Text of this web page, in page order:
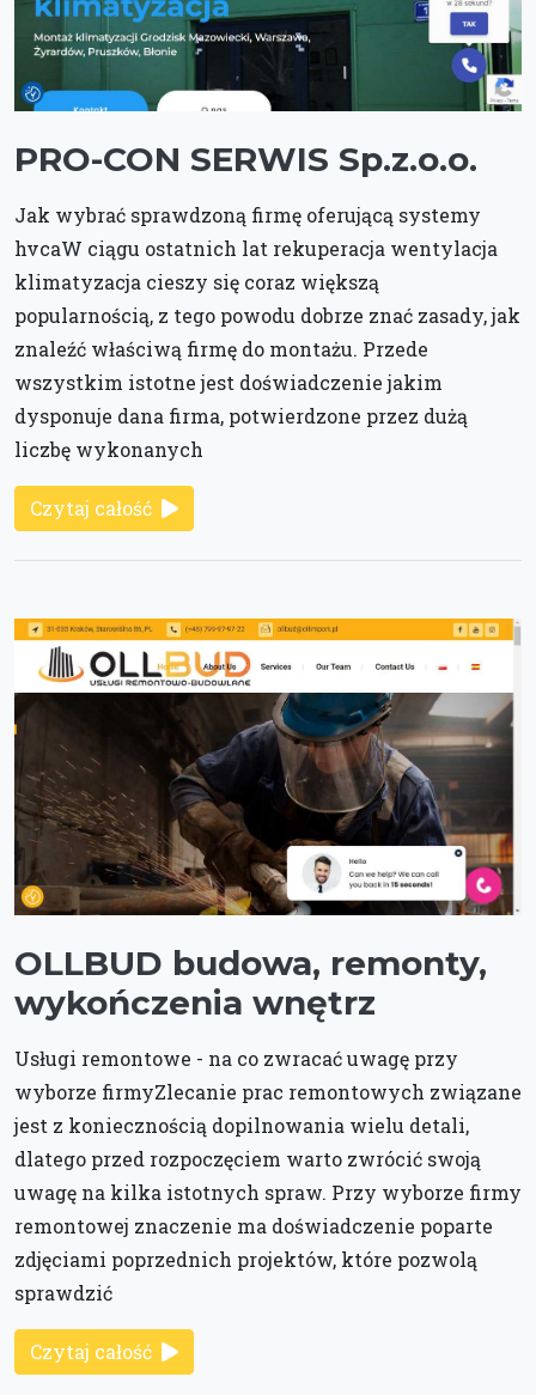
PRO-CON SERWIS Sp.z.o.o.
Jak wybrać sprawdzoną firmę oferującą systemy
hvcaW ciągu ostatnich lat rekuperacja wentylacja
klimatyzacja cieszy się coraz większą
popularnością, z tego powodu dobrze znać zasady, jak
znaleźć właściwą firmę do montażu. Przede
wszystkim istotne jest doświadczenie jakim
dysponuje dana firma, potwierdzone przez dużą
liczbę wykonanych
Czytaj całość
OLLBUD budowa, remonty,
wykończenia wnętrz
Usługi remontowe - na co zwracać uwagę przy
wyborze firmyZlecanie prac remontowych związane
jest z koniecznością dopilnowania wielu detali,
dlatego przed rozpoczęciem warto zwrócić swoją
uwagę na kilka istotnych spraw. Przy wyborze firmy
remontowej znaczenie ma doświadczenie poparte
zdjęciami poprzednich projektów, które pozwolą
sprawdzić
Czytaj całość